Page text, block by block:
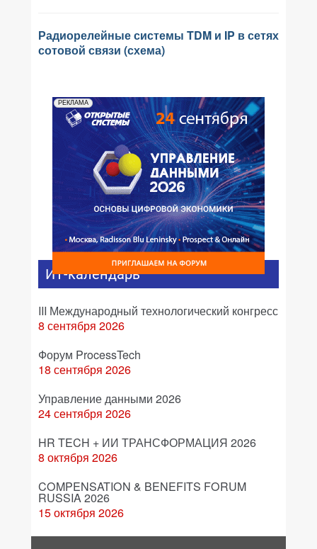
Радиорелейные системы TDM и IP в сетях
сотовой связи (схема)
РЕКЛАМА
ИТ-календарь
III Международный технологический конгресс
8 сентября 2026
Форум ProcessTech
18 сентября 2026
Управление данными 2026
24 сентября 2026
HR TECH + ИИ ТРАНСФОРМАЦИЯ 2026
8 октября 2026
COMPENSATION & BENEFITS FORUM
RUSSIA 2026
15 октября 2026